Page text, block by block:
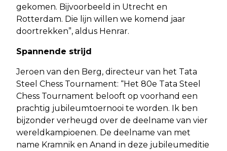
gekomen. Bijvoorbeeld in Utrecht en
Rotterdam. Die lijn willen we komend jaar
doortrekken”, aldus Henrar.
Spannende strijd
Jeroen van den Berg, directeur van het Tata
Steel Chess Tournament: “Het 80e Tata Steel
Chess Tournament belooft op voorhand een
prachtig jubileumtoernooi te worden. Ik ben
bijzonder verheugd over de deelname van vier
wereldkampioenen. De deelname van met
name Kramnik en Anand in deze jubileumeditie